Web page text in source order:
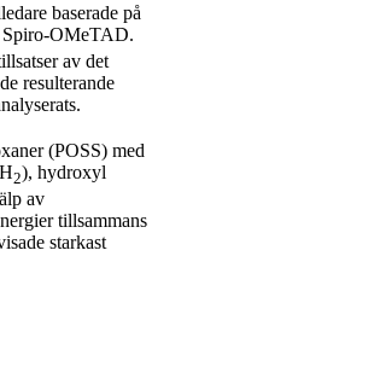
baserade på
Spiro-OMeTAD.
av det
resulterande
(POSS) med
2), hydroxyl
av
tillsammans
starkast